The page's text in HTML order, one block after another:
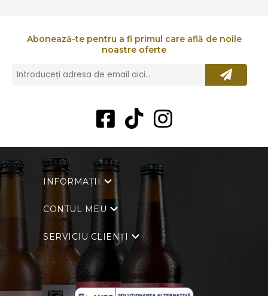
Abonează-te pentru a fi primul care află de noile
noastre oferte
INFORMAȚII
CONTUL MEU
SERVICIU CLIENȚI